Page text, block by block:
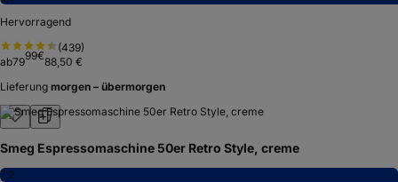
Hervorragend
(439)
ab7999€88,50 €
Lieferung morgen – übermorgen
Smeg Espressomaschine 50er Retro Style, creme
7,2